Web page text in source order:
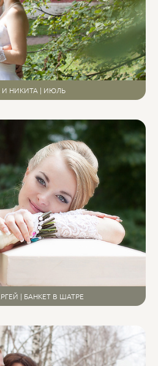
И НИКИТА | ИЮЛЬ
| БАНКЕТ В ШАТРЕ